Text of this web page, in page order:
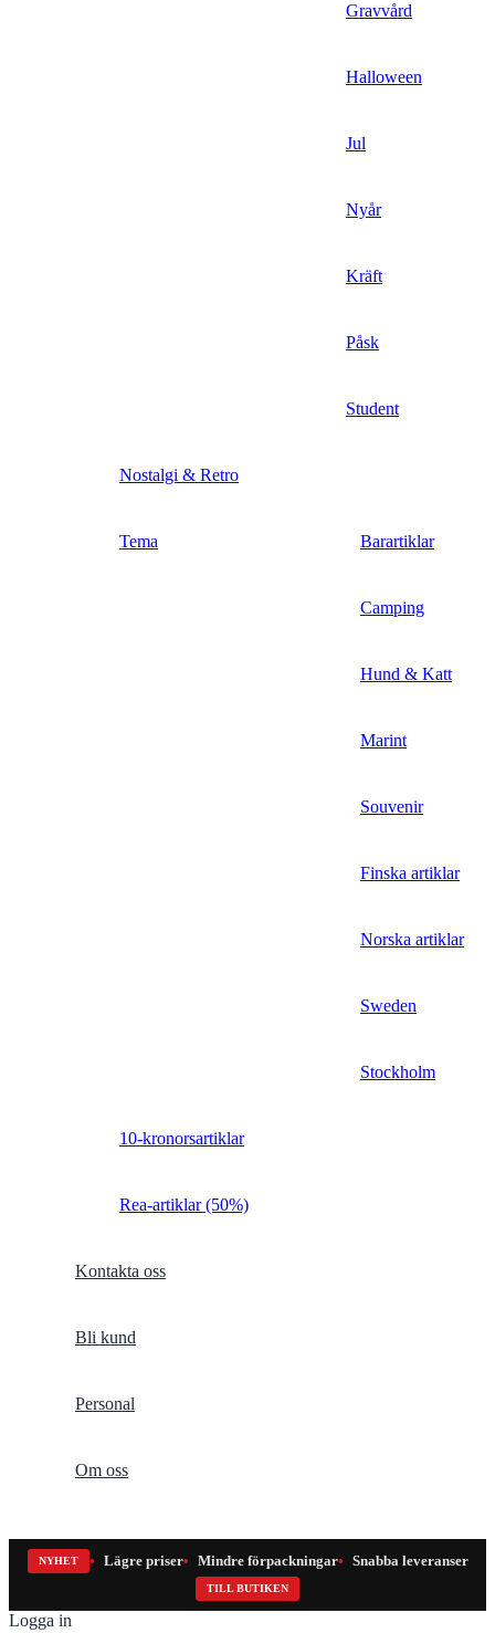
Gravvård
Halloween
Jul
Nyår
Kräft
Påsk
Student
Nostalgi & Retro
Tema Barartiklar
Camping
Hund & Katt
Marint
Souvenir
Finska artiklar
Norska artiklar
Sweden
Stockholm
10-kronorsartiklar
Rea-artiklar (50%)
Kontakta oss
Bli kund
Personal
Om oss
NYHET Lägre priser Mindre förpackningar Snabba leveranser
TILL BUTIKEN
Logga in